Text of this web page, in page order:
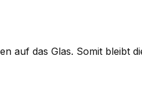
auf das Glas. Somit bleibt